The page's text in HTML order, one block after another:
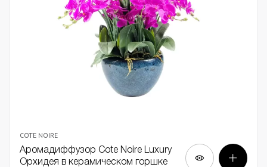
COTE NOIRE
Аромадиффузор Cote Noire Luxury
Орхидея в керамическом горшке